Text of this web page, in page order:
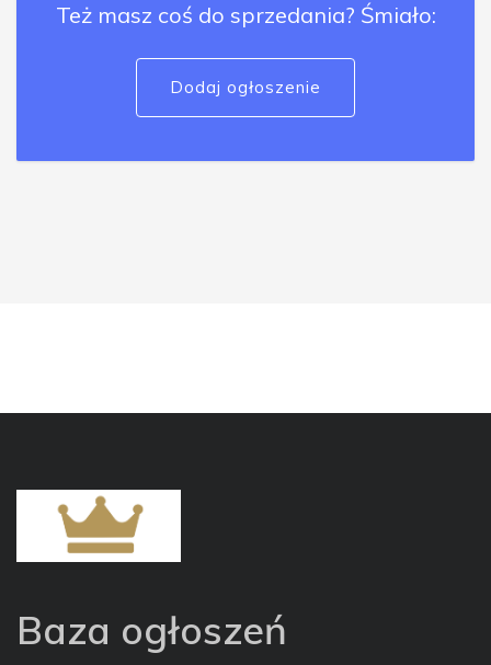
Też masz coś do sprzedania? Śmiało:
Dodaj ogłoszenie
Baza ogłoszeń